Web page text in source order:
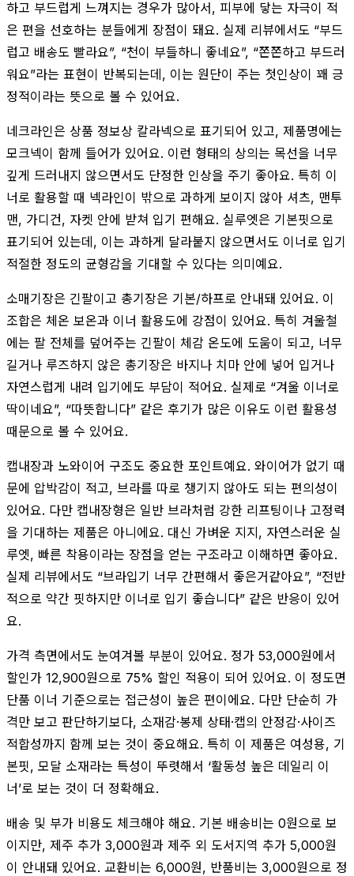
하고 부드럽게 느껴지는 경우가 많아서, 피부에 닿는 자극이 적
은 편을 선호하는 분들에게 장점이 돼요. 실제 리뷰에서도 “부드
럽고 배송도 빨라요”, “천이 부들하니 좋네요”, “쫀쫀하고 부드러
워요”라는 표현이 반복되는데, 이는 원단이 주는 첫인상이 꽤 긍
정적이라는 뜻으로 볼 수 있어요.
네크라인은 상품 정보상 칼라넥으로 표기되어 있고, 제품명에는
모크넥이 함께 들어가 있어요. 이런 형태의 상의는 목선을 너무
깊게 드러내지 않으면서도 단정한 인상을 주기 좋아요. 특히 이
너로 활용할 때 넥라인이 밖으로 과하게 보이지 않아 셔츠, 맨투
맨, 가디건, 자켓 안에 받쳐 입기 편해요. 실루엣은 기본핏으로
표기되어 있는데, 이는 과하게 달라붙지 않으면서도 이너로 입기
적절한 정도의 균형감을 기대할 수 있다는 의미예요.
소매기장은 긴팔이고 총기장은 기본/하프로 안내돼 있어요. 이
조합은 체온 보온과 이너 활용도에 강점이 있어요. 특히 겨울철
에는 팔 전체를 덮어주는 긴팔이 체감 온도에 도움이 되고, 너무
길거나 루즈하지 않은 총기장은 바지나 치마 안에 넣어 입거나
자연스럽게 내려 입기에도 부담이 적어요. 실제로 “겨울 이너로
딱이네요”, “따뜻합니다” 같은 후기가 많은 이유도 이런 활용성
때문으로 볼 수 있어요.
캡내장과 노와이어 구조도 중요한 포인트예요. 와이어가 없기 때
문에 압박감이 적고, 브라를 따로 챙기지 않아도 되는 편의성이
있어요. 다만 캡내장형은 일반 브라처럼 강한 리프팅이나 고정력
을 기대하는 제품은 아니에요. 대신 가벼운 지지, 자연스러운 실
루엣, 빠른 착용이라는 장점을 얻는 구조라고 이해하면 좋아요.
실제 리뷰에서도 “브라입기 너무 간편해서 좋은거같아요”, “전반
적으로 약간 핏하지만 이너로 입기 좋습니다” 같은 반응이 있어
요.
가격 측면에서도 눈여겨볼 부분이 있어요. 정가 53,000원에서
할인가 12,900원으로 75% 할인 적용이 되어 있어요. 이 정도면
단품 이너 기준으로는 접근성이 높은 편이에요. 다만 단순히 가
격만 보고 판단하기보다, 소재감·봉제 상태·캡의 안정감·사이즈
적합성까지 함께 보는 것이 중요해요. 특히 이 제품은 여성용, 기
본핏, 모달 소재라는 특성이 뚜렷해서 ‘활동성 높은 데일리 이
너’로 보는 것이 더 정확해요.
배송 및 부가 비용도 체크해야 해요. 기본 배송비는 0원으로 보
이지만, 제주 추가 3,000원과 제주 외 도서지역 추가 5,000원
이 안내돼 있어요. 교환비는 6,000원, 반품비는 3,000원으로 정